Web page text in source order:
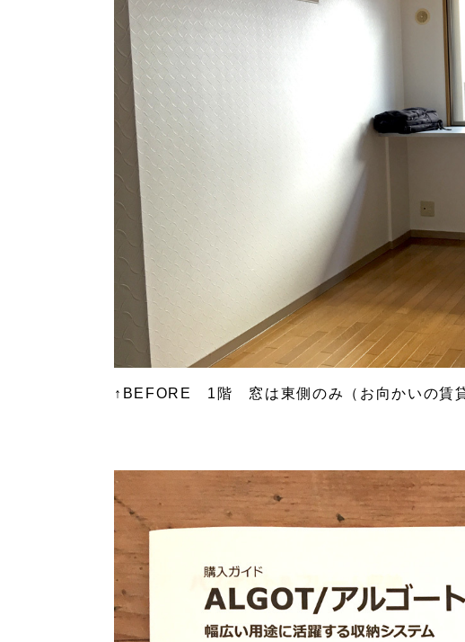
↑ BEFORE 1 階 窓は東側のみ（お向かいの賃